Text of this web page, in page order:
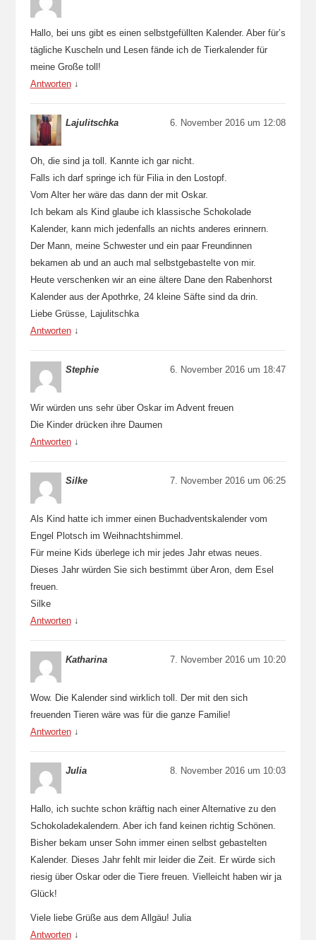
Hallo, bei uns gibt es einen selbstgefüllten Kalender. Aber für’s
tägliche Kuscheln und Lesen fände ich de Tierkalender für
meine Große toll!
Antworten ↓
Lajulitschka 6. November 2016 um 12:08
Oh, die sind ja toll. Kannte ich gar nicht.
Falls ich darf springe ich für Filia in den Lostopf.
Vom Alter her wäre das dann der mit Oskar.
Ich bekam als Kind glaube ich klassische Schokolade
Kalender, kann mich jedenfalls an nichts anderes erinnern.
Der Mann, meine Schwester und ein paar Freundinnen
bekamen ab und an auch mal selbstgebastelte von mir.
Heute verschenken wir an eine ältere Dane den Rabenhorst
Kalender aus der Apothrke, 24 kleine Säfte sind da drin.
Liebe Grüsse, Lajulitschka
Antworten ↓
Stephie 6. November 2016 um 18:47
Wir würden uns sehr über Oskar im Advent freuen
Die Kinder drücken ihre Daumen
Antworten ↓
Silke 7. November 2016 um 06:25
Als Kind hatte ich immer einen Buchadventskalender vom
Engel Plotsch im Weihnachtshimmel.
Für meine Kids überlege ich mir jedes Jahr etwas neues.
Dieses Jahr würden Sie sich bestimmt über Aron, dem Esel
freuen.
Silke
Antworten ↓
Katharina 7. November 2016 um 10:20
Wow. Die Kalender sind wirklich toll. Der mit den sich
freuenden Tieren wäre was für die ganze Familie!
Antworten ↓
Julia 8. November 2016 um 10:03
Hallo, ich suchte schon kräftig nach einer Alternative zu den
Schokoladekalendern. Aber ich fand keinen richtig Schönen.
Bisher bekam unser Sohn immer einen selbst gebastelten
Kalender. Dieses Jahr fehlt mir leider die Zeit. Er würde sich
riesig über Oskar oder die Tiere freuen. Vielleicht haben wir ja
Glück!
Viele liebe Grüße aus dem Allgäu! Julia
Antworten ↓